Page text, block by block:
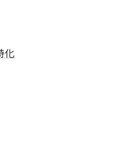
化